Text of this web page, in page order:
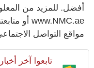
أفضل. للمزيد من
مواقع التواصل
تابعوا آخر